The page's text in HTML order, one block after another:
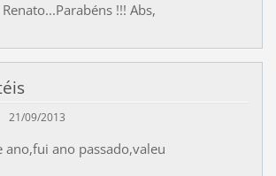
!!! Abs,
21/09/2013
ano,fui ano passado,valeu